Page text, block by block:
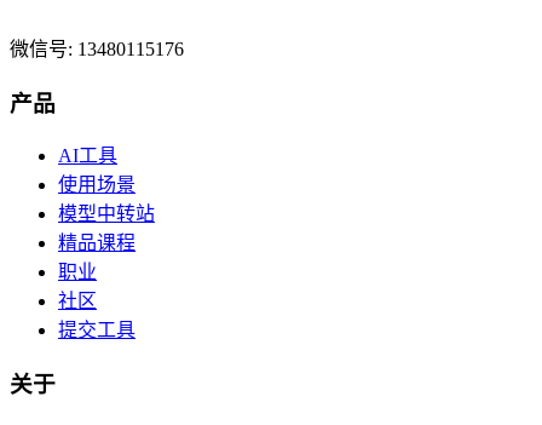
微信号: 13480115176
产品
AI工具
使用场景
模型中转站
精品课程
职业
社区
提交工具
关于